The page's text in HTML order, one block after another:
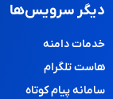
دیگر سرویس‌ها
خدمات دامنه
هاست تلگرام
سامانه پیام کوتاه